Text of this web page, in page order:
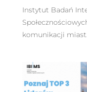
Instytut Badań
komunikacji